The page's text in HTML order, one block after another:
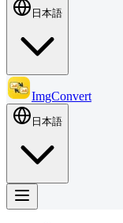
日本語
ImgConvert
日本語